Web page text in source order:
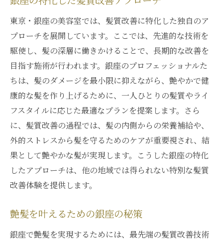
東京・銀座の美容室では、髪質改善に特化した独自のア
プローチを展開しています。ここでは、先進的な技術を
駆使し、髪の深層に働きかけることで、長期的な改善を
目指す施術が行われます。銀座のプロフェッショナルた
ちは、髪のダメージを最小限に抑えながら、艶やかで健
康的な髪を作り上げるために、一人ひとりの髪質やライ
フスタイルに応じた最適なプランを提案します。さら
に、髪質改善の過程では、髪の内側からの栄養補給や、
外的ストレスから髪を守るためのケアが重要視され、結
果として艶やかな髪が実現します。こうした銀座の特化
したアプローチは、他の地域では得られない特別な髪質
改善体験を提供します。
艶髪を叶えるための銀座の秘策
銀座で艶髪を実現するためには、最先端の髪質改善技術